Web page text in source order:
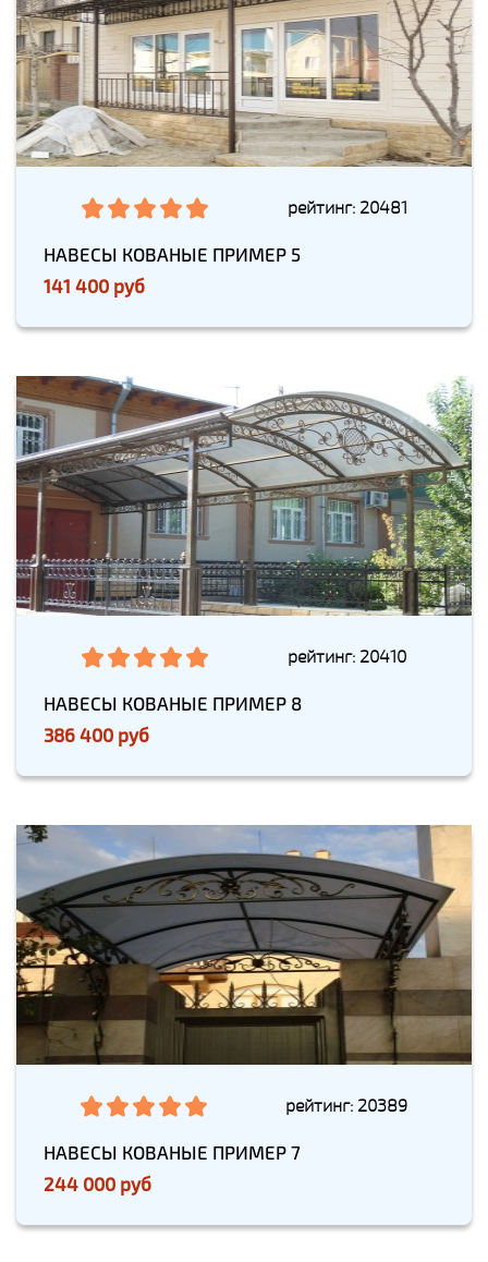
рейтинг: 20481
НАВЕСЫ КОВАНЫЕ ПРИМЕР 5
141 400 руб
рейтинг: 20410
НАВЕСЫ КОВАНЫЕ ПРИМЕР 8
386 400 руб
рейтинг: 20389
НАВЕСЫ КОВАНЫЕ ПРИМЕР 7
244 000 руб